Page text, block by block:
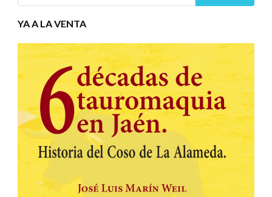
YA A LA VENTA